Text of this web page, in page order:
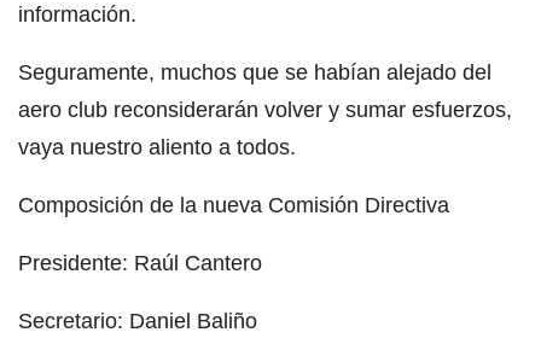
información.
Seguramente, muchos que se habían alejado del
aero club reconsiderarán volver y sumar esfuerzos,
vaya nuestro aliento a todos.
Composición de la nueva Comisión Directiva
Presidente: Raúl Cantero
Secretario: Daniel Baliño